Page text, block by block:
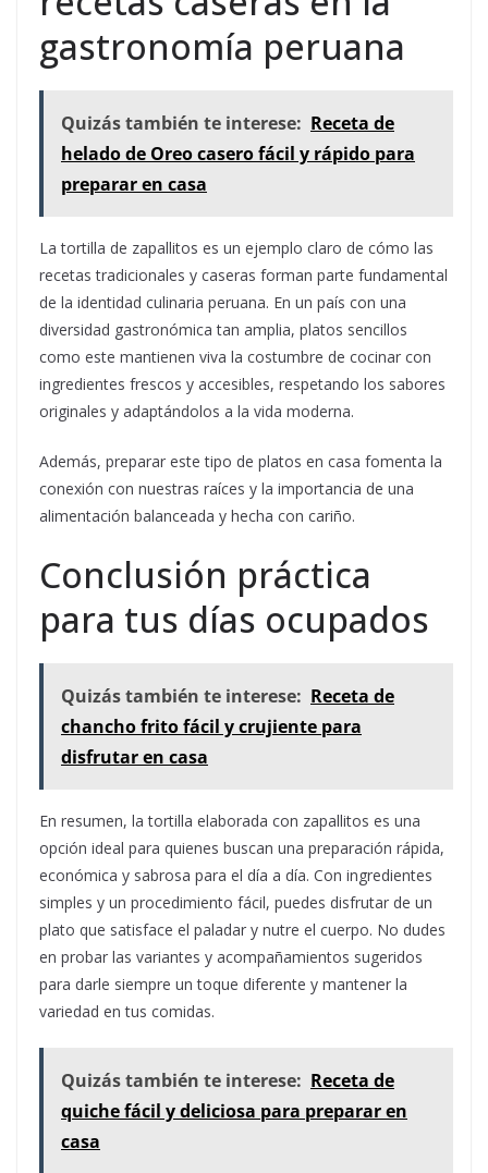
gastronomía peruana
Quizás también te interese: Receta de
helado de Oreo casero fácil y rápido para
preparar en casa
La tortilla de zapallitos es un ejemplo claro de cómo las
recetas tradicionales y caseras forman parte fundamental
de la identidad culinaria peruana. En un país con una
diversidad gastronómica tan amplia, platos sencillos
como este mantienen viva la costumbre de cocinar con
ingredientes frescos y accesibles, respetando los sabores
originales y adaptándolos a la vida moderna.
Además, preparar este tipo de platos en casa fomenta la
conexión con nuestras raíces y la importancia de una
alimentación balanceada y hecha con cariño.
Conclusión práctica
para tus días ocupados
Quizás también te interese: Receta de
chancho frito fácil y crujiente para
disfrutar en casa
En resumen, la tortilla elaborada con zapallitos es una
opción ideal para quienes buscan una preparación rápida,
económica y sabrosa para el día a día. Con ingredientes
simples y un procedimiento fácil, puedes disfrutar de un
plato que satisface el paladar y nutre el cuerpo. No dudes
en probar las variantes y acompañamientos sugeridos
para darle siempre un toque diferente y mantener la
variedad en tus comidas.
Quizás también te interese: Receta de
quiche fácil y deliciosa para preparar en
casa